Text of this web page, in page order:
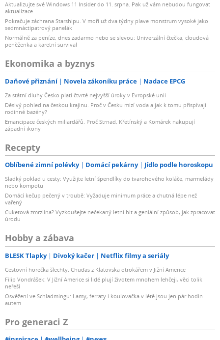
Aktualizujte své Windows 11 Insider do 11. srpna. Pak už vám nebudou fungovat
aktualizace
Pokračuje záchrana Starshipu. V moři už dva týdny plave monstrum vysoké jako
sedmnáctipatrový panelák
Normálně za peníze, dnes zadarmo nebo se slevou: Univerzální čtečka, cloudová
peněženka a karetní survival
Ekonomika a byznys
Daňové přiznání Novela zákoníku práce Nadace EPCG
Za státní dluhy Česko platí čtvrté nejvyšší úroky v Evropské unii
Děsivý pohled na českou krajinu. Proč v Česku mizí voda a jak k tomu přispívají
rodinné bazény?
Emancipace českých miliardářů. Proč Strnad, Křetínský a Komárek nakupují
západní ikony
Recepty
Oblíbené zimní polévky Domácí pekárny Jídlo podle horoskopu
Sladký poklad u cesty: Využijte letní špendlíky do tvarohového koláče, marmelády
nebo kompotu
Domácí kečup pečený v troubě: Vyžaduje minimum práce a chutná lépe než
vařený
Cuketová zmrzlina? Vyzkoušejte nečekaný letní hit a geniální způsob, jak zpracovat
úrodu
Hobby a zábava
BLESK Tlapky Divoký kačer Netflix filmy a seriály
Cestovní horečka šlechty: Chuďas z Klatovska otrokářem v Jižní Americe
Filip Vondrášek: V Jižní Americe si lidé plují životem mnohem lehčeji, věci tolik
neřeší
Osvěžení ve Schladmingu: Lamy, ferraty i koulovačka v létě jsou jen pár hodin
autem
Pro generaci Z